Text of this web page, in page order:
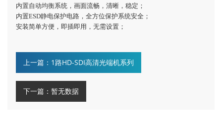
内置自动均衡系统，画面流畅，清晰，稳定；
内置ESD静电保护电路，全方位保护系统安全；
安装简单方便，即插即用，无需设置；
上一篇：1路HD-SDI高清光端机系列
下一篇：暂无数据